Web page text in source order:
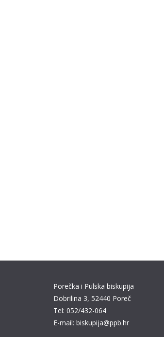
Porečka i Pulska biskupija
Dobrilina 3, 52440 Poreč
Tel: 052/432-064
E-mail: biskupija@ppb.hr